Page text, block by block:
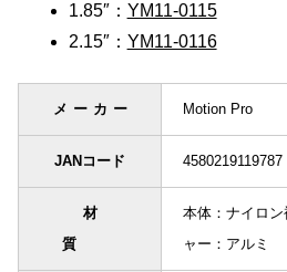
1.85″： YM11-0115
2.15″： YM11-0116
メーカー Motion Pro
JANコード 4580219119787
材
質
本体：ナイロ
ャー：アルミ